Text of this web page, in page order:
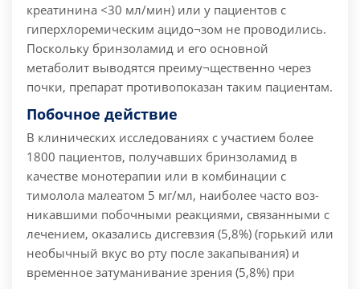
креатинина <30 мл/мин) или у пациентов с
гиперхлоремическим ацидо¬зом не проводились.
Поскольку бринзоламид и его основной
метаболит выводятся преиму¬щественно через
почки, препарат противопоказан таким пациентам.
Побочное действие
В клинических исследованиях с участием более
1800 пациентов, получавших бринзоламид в
качестве монотерапии или в комбинации с
тимолола малеатом 5 мг/мл, наиболее часто воз-
никавшими побочными реакциями, связанными с
лечением, оказались дисгевзия (5,8%) (горький или
необычный вкус во рту после закапывания) и
временное затуманивание зрения (5,8%) при